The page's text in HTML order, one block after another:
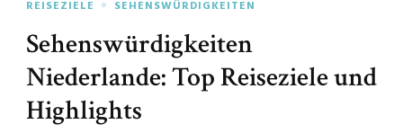
REISEZIELE SEHENSWÜRDIGKEITEN
Sehenswürdigkeiten
Niederlande: Top Reiseziele und
Highlights